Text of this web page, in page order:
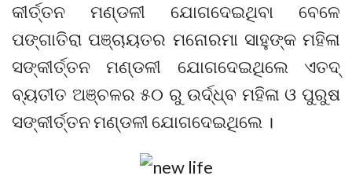
କୀର୍ତ୍ତନ ମଣ୍ଡଳୀ ଯୋଗଦେଇଥିବା ବେଳେ
ପଙ୍ଗାତିରା ପଞ୍ଚାୟତର ମନୋରମା ସାହୁଙ୍କ ମହିଳା
ସଙ୍କୀର୍ତ୍ତନ ମଣ୍ଡଳୀ ଯୋଗଦେଇଥିଲେ ଏତଦ୍
ବ୍ୟତୀତ ଅଞ୍ଚଳର ୫୦ ରୁ ଉର୍ଦ୍ଧ୍ବ ମହିଳା ଓ ପୁରୁଷ
ସଙ୍କୀର୍ତ୍ତନ ମଣ୍ଡଳୀ ଯୋଗଦେଇଥିଲେ ।